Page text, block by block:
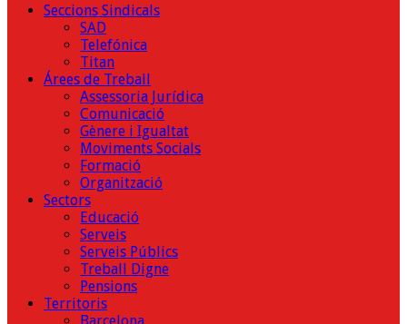
Seccions Sindicals
SAD
Telefónica
Titan
Árees de Treball
Assessoria Jurídica
Comunicació
Gènere i Igualtat
Moviments Socials
Formació
Organització
Sectors
Educació
Serveis
Serveis Públics
Treball Digne
Pensions
Territoris
Barcelona